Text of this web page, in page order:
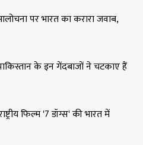
पर भारत का करारा जवाब,
के इन गेंदबाजों ने चटकाए हैं
फिल्म '7 डॉग्स' की भारत में